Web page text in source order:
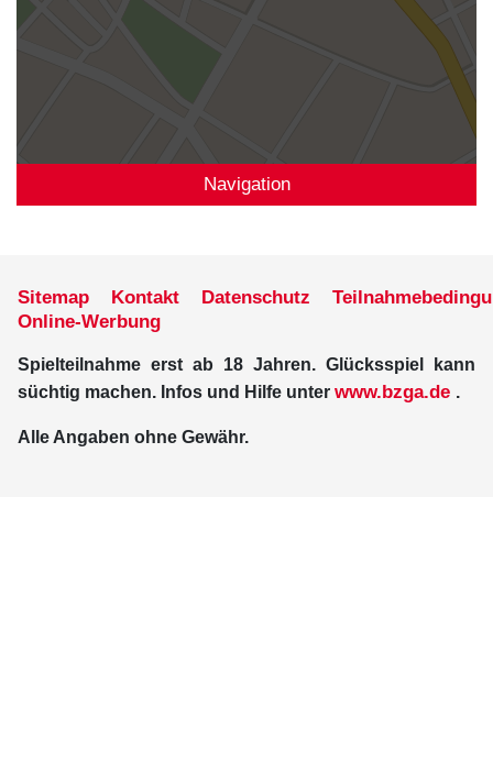
Navigation
Sitemap Kontakt Datenschutz
Online-Werbung
Spielteilnahme erst ab 18 Jahren. Glücksspiel kann
süchtig machen. Infos und Hilfe unter www.bzga.de .
Alle Angaben ohne Gewähr.